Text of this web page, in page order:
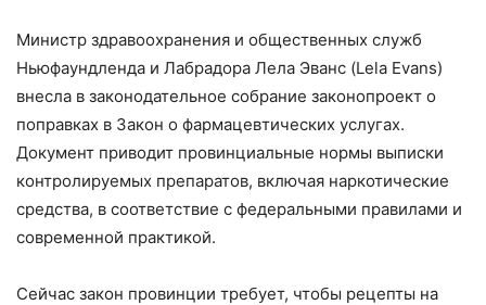
Министр здравоохранения и общественных служб
Ньюфаундленда и Лабрадора Лела Эванс (Lela Evans)
внесла в законодательное собрание законопроект о
поправках в Закон о фармацевтических услугах.
Документ приводит провинциальные нормы выписки
контролируемых препаратов, включая наркотические
средства, в соответствие с федеральными правилами и
современной практикой.
Сейчас закон провинции требует, чтобы рецепты на